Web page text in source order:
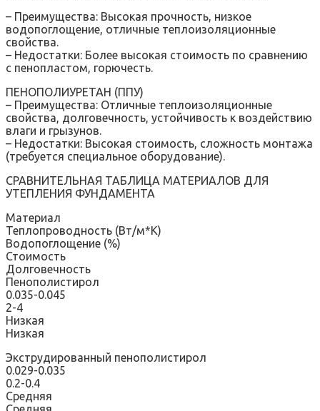
– Преимущества: Высокая прочность, низкое
водопоглощение, отличные теплоизоляционные
свойства.
– Недостатки: Более высокая стоимость по сравнению
с пенопластом, горючесть.
ПЕНОПОЛИУРЕТАН (ППУ)
– Преимущества: Отличные теплоизоляционные
свойства, долговечность, устойчивость к воздействию
влаги и грызунов.
– Недостатки: Высокая стоимость, сложность монтажа
(требуется специальное оборудование).
СРАВНИТЕЛЬНАЯ ТАБЛИЦА МАТЕРИАЛОВ ДЛЯ
УТЕПЛЕНИЯ ФУНДАМЕНТА
Материал
Теплопроводность (Вт/м*К)
Водопоглощение (%)
Стоимость
Долговечность
Пенополистирол
0.035-0.045
2-4
Низкая
Низкая
Экструдированный пенополистирол
0.029-0.035
0.2-0.4
Средняя